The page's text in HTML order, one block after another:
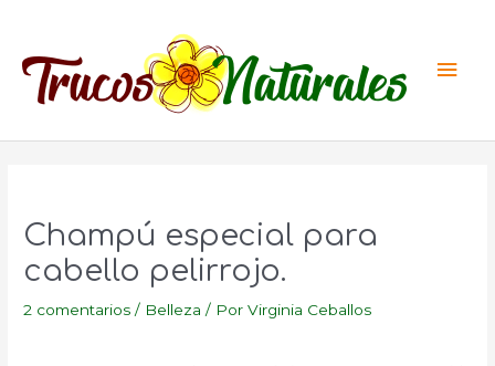
contenido
Champú especial para
cabello pelirrojo.
2 comentarios / Belleza / PorVirginia Ceballos